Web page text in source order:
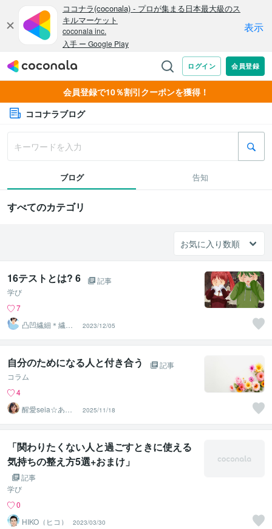
会員登録で10％割引クーポンを獲得！
ココナラブログ
ブログ 告知
すべてのカテゴリ
16テストとは? 6
記事
学び
7
凸凹繊細＊繊細
親子発達親子の
お話相手
2023/12/05
自分のためになる人と付き合う
記事
コラム
4
醒愛seia☆あな
たの心に寄り添
います☆
2025/11/18
「関わりたくない人と過ごすときに使える
気持ちの整え方5選+おまけ」
記事
学び
0
HIKO（ヒコ）
2023/03/30